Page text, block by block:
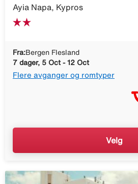
Ayia Napa, Kypros
Fra:Bergen Flesland
7 dager, 5 Oct - 12 Oct
Flere avganger og romtyper
Velg